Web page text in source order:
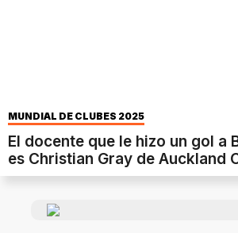
MUNDIAL DE CLUBES 2025
El docente que le hizo un gol a
es Christian Gray de Auckland